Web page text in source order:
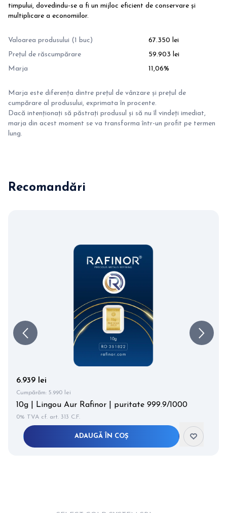
timpului, dovedindu-se a fi un mijloc eficient de conservare și
multiplicare a economiilor.
Valoarea produsului (1 buc)
67.350 lei
Prețul de răscumpărare
59.903 lei
Marja
11,06%
Marja este diferența dintre prețul de vânzare și prețul de
cumpărare al produsului, exprimata în procente.
Dacă intenționați să păstrați produsul și să nu îl vindeți imediat,
marja din acest moment se va transforma într-un profit pe termen
lung.
Recomandări
6.939 lei
Cumpărăm: 5.990 lei
10g | Lingou Aur Rafinor | puritate 999.9/1000
0% TVA cf. art. 313 C.F.
ADAUGĂ ÎN COȘ